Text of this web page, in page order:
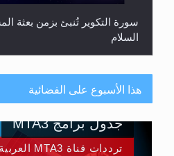
سورة التكوير تُنبئ بزمن بعثة
السلام
هذا الأسبوع على الفضائية
ترددات قناة MTA3 العربية:
جدول برامج MTA3